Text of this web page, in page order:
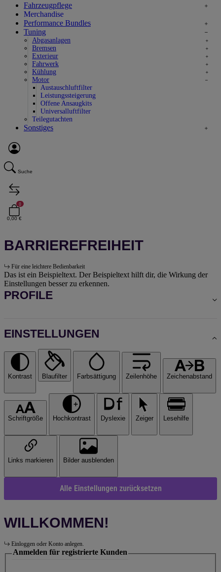
Fahrzeugpflege
Merchandise
Performance Bundles
Tuning
Abgasanlagen
Bremsen
Exterieur
Fahrwerk
Kühlung
Motor
Austauschluftfilter
Leistungssteigerung
Offene Ansaugkits
Universalluftfilter
Teilegutachten
Sonstiges
Suche
0
0,00 €
BARRIEREFREIHEIT
Für eine leichtere Bedienbarkeit
Das ist ein Beispieltext. Der Beispieltext hilft dir, die Wirkung der
Einstellungen besser zu erkennen.
PROFILE
EINSTELLUNGEN
Kontrast Blaufilter Farbsättigung Zeilenhöhe Zeichenabstand
Schriftgröße Hochkontrast Dyslexie Zeiger Lesehilfe
Links markieren Bilder ausblenden
Alle Einstellungen zurücksetzen
WILLKOMMEN!
Einloggen oder Konto anlegen.
Anmelden für registrierte Kunden